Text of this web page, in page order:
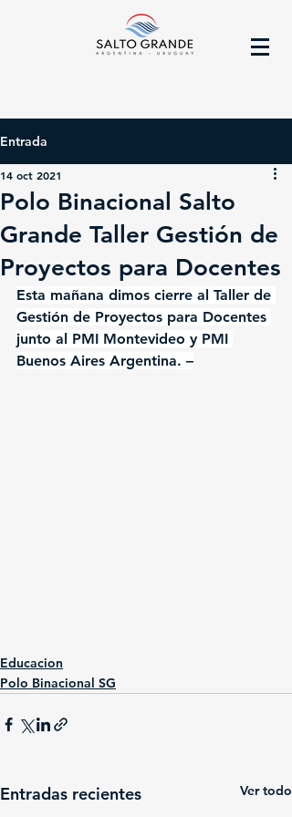
Entrada
Polo Binacional Salto
Grande Taller Gestión de
Proyectos para Docentes
14 oct 2021
Esta mañana dimos cierre al Taller de
Gestión de Proyectos para Docentes
junto al PMI Montevideo y PMI
Buenos Aires Argentina. –
Educacion
Polo Binacional SG
Entradas recientes Ver todo